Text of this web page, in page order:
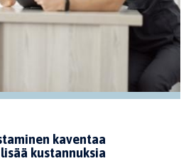
kaventaa
kustannuksia